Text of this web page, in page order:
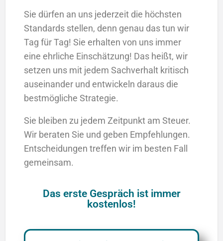
Sie dürfen an uns jederzeit die höchsten
Standards stellen, denn genau das tun wir
Tag für Tag! Sie erhalten von uns immer
eine ehrliche Einschätzung! Das heißt, wir
setzen uns mit jedem Sachverhalt kritisch
auseinander und entwickeln daraus die
bestmögliche Strategie.
Sie bleiben zu jedem Zeitpunkt am Steuer.
Wir beraten Sie und geben Empfehlungen.
Entscheidungen treffen wir im besten Fall
gemeinsam.
Das erste Gespräch ist immer
kostenlos!